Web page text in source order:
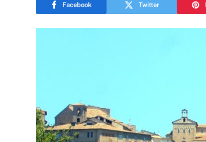
Facebook Twitter